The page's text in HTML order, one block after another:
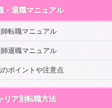
・退職マニュアル
転職マニュアル
退職マニュアル
ポイントや注意点
リア別転職方法